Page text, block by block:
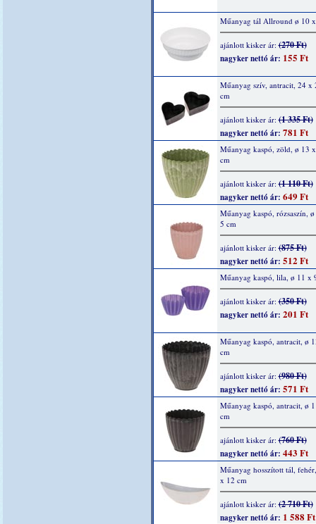
Műanyag tál Allround ø 10
ajánlott kisker ár:(270 Ft)
nagyker nettó ár: 155 Ft
Műanyag szív, antracit, 24 x
cm
ajánlott kisker ár:(1 335 Ft)
nagyker nettó ár: 781 Ft
Műanyag kaspó, zöld, ø 13
cm
ajánlott kisker ár:(1 110 Ft)
nagyker nettó ár: 649 Ft
Műanyag kaspó, rózsaszín,
5 cm
ajánlott kisker ár:(875 Ft)
nagyker nettó ár: 512 Ft
Műanyag kaspó, lila, ø 11 x
ajánlott kisker ár:(350 Ft)
nagyker nettó ár: 201 Ft
Műanyag kaspó, antracit, ø
cm
ajánlott kisker ár:(980 Ft)
nagyker nettó ár: 571 Ft
Műanyag kaspó, antracit, ø
cm
ajánlott kisker ár:(760 Ft)
nagyker nettó ár: 443 Ft
Műanyag hosszított tál,
x 12 cm
ajánlott kisker ár:(2 710 Ft)
nagyker nettó ár: 1 588 Ft